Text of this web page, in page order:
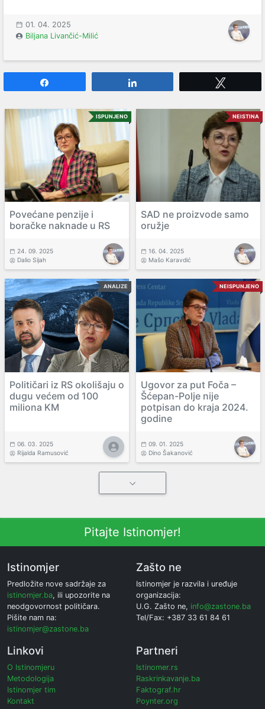
01. 04. 2025
Biljana Livančić-Milić
ISPUNJENO
Povećane penzije i
boračke naknade u RS
24. 09. 2025
Dalio Sijah
NEISTINA
SAD ne proizvode samo
oružje
16. 04. 2025
Mašo Karavdić
ANALIZE
Političari iz RS okolišaju o
dugu većem od 100
miliona KM
06. 03. 2025
Rijalda Ramusović
NEISPUNJENO
Ugovor za put Foča –
Šćepan-Polje nije
potpisan do kraja 2024.
godine
09. 01. 2025
Dino Šakanović
Pitajte Istinomjer!
Istinomjer
Predložite nove sadržaje za
istinomjer.ba, ili upozorite na
neodgovornost političara.
Pišite nam na:
istinomjer@zastone.ba
Zašto ne
Istinomjer je razvila i uređuje
organizacija:
U.G. Zašto ne, info@zastone.ba
Tel/Fax: +387 33 61 84 61
Linkovi
O Istinomjeru
Metodologija
Istinomjer tim
Kontakt
Partneri
Istinomer.rs
Raskrinkavanje.ba
Faktograf.hr
Poynter.org